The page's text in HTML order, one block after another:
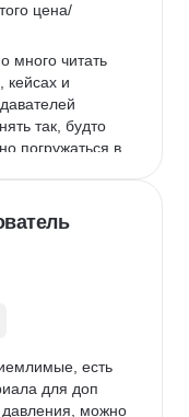
цена/
много читать
кейсах и
так, будто
погружаться в
есть
для доп
давления, можно